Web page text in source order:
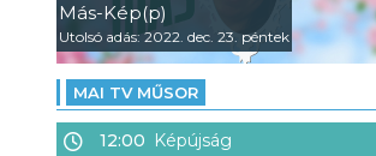
Más-Kép(p)
Utolsó adás: 2022. dec. 23. péntek
MAI TV MŰSOR
12:00 Képújság